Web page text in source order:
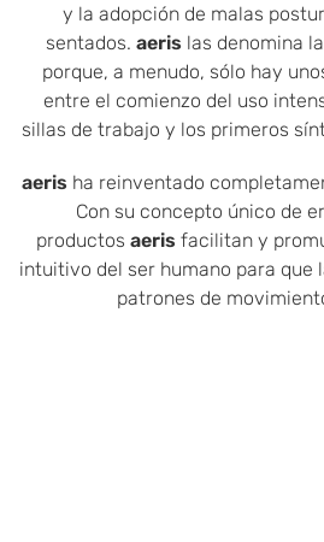
y la adopción de malas
sentados. aeris las denomina
porque, a menudo, sólo hay
entre el comienzo del uso
sillas de trabajo y los primeros
aeris ha reinventado
Con su concepto único de
productos aeris facilitan y
intuitivo del ser humano para que
patrones de